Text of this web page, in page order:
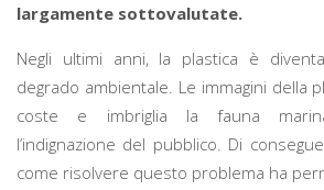
largamente sottovalutate.
Negli ultimi anni, la plastica è
degrado ambientale. Le immagini della
coste e imbriglia la fauna
l’indignazione del pubblico. Di
come risolvere questo problema ha